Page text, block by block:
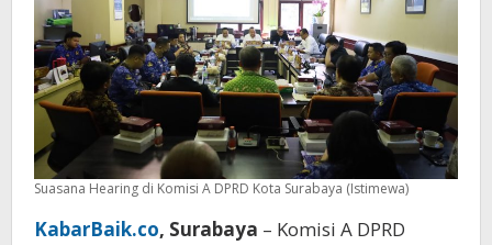
Suasana Hearing di Komisi A DPRD Kota Surabaya (Istimewa)
KabarBaik.co, Surabaya – Komisi A DPRD